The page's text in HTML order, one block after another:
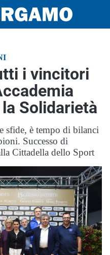
i vincitori
Solidarietà
sfide, è tempo di bilanci
Successo di
Cittadella dello Sport